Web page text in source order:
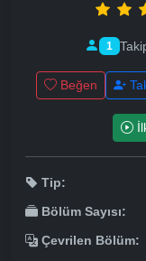
1
Beğen
Tip:
Bölüm Sayısı:
Çevrilen Bölüm: